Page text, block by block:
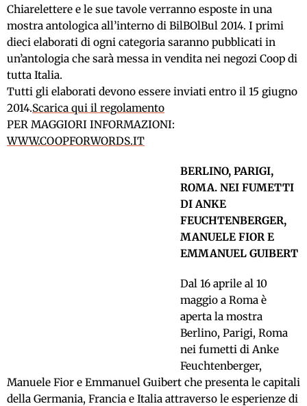
Chiarelettere e le sue tavole verranno esposte in una
mostra antologica all’interno di BilBOlBul 2014. I primi
dieci elaborati di ogni categoria saranno pubblicati in
un’antologia che sarà messa in vendita nei negozi Coop di
tutta Italia.
Tutti gli elaborati devono essere inviati entro il 15 giugno
2014.Scarica qui il regolamento
PER MAGGIORI INFORMAZIONI:
WWW.COOPFORWORDS.IT
BERLINO, PARIGI,
ROMA. NEI FUMETTI
DI ANKE
FEUCHTENBERGER,
MANUELE FIOR E
EMMANUEL GUIBERT
Dal 16 aprile al 10
maggio a Roma è
aperta la mostra
Berlino, Parigi, Roma
nei fumetti di Anke
Feuchtenberger,
Manuele Fior e Emmanuel Guibert che presenta le capitali
della Germania, Francia e Italia attraverso le esperienze di